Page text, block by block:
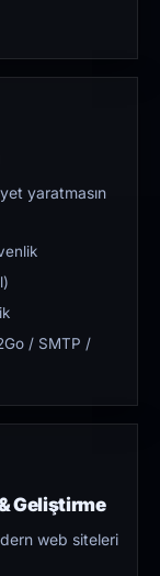
yaratmasın
/ SMTP /
Geliştirme
web siteleri